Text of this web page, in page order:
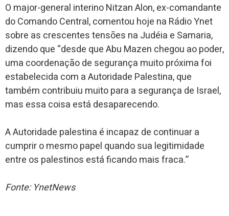
O major-general interino Nitzan Alon, ex-comandante
do Comando Central, comentou hoje na Rádio Ynet
sobre as crescentes tensões na Judéia e Samaria,
dizendo que “desde que Abu Mazen chegou ao poder,
uma coordenação de segurança muito próxima foi
estabelecida com a Autoridade Palestina, que
também contribuiu muito para a segurança de Israel,
mas essa coisa está desaparecendo.
A Autoridade palestina é incapaz de continuar a
cumprir o mesmo papel quando sua legitimidade
entre os palestinos está ficando mais fraca.”
Fonte: YnetNews